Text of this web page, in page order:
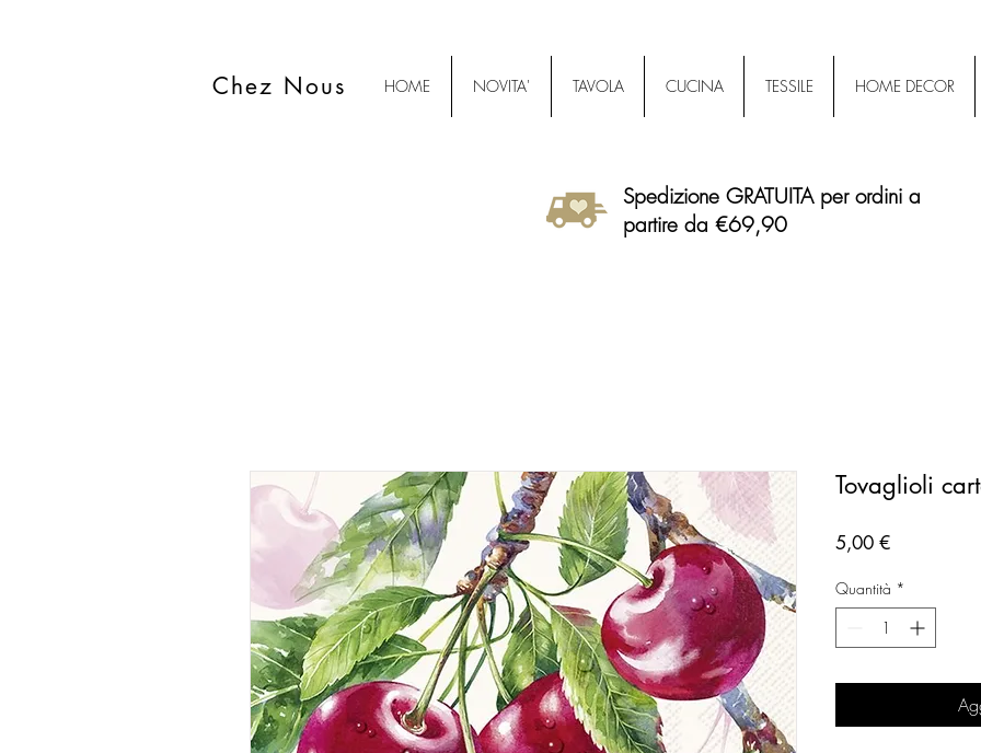
HOME NOVITA' TAVOLA CUCINA TESSILE HOME DECOR
Chez Nous
Spedizione GRATUITA per ordini a
partire da €69,90
Tovaglioli
5,00 €Prezzo
Quantità *